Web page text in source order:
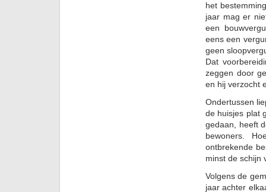
het
jaar mag er
een
eens een
geen
Dat
zeggen door
en hij verzocht
Ondertussen
de huisjes plat
gedaan, heeft
bewoners.
ontbrekende
minst de schijn
Volgens de
jaar achter